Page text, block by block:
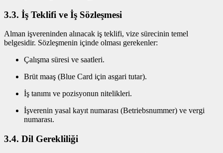
3.3. İş Teklifi ve İş Sözleşmesi
Alman işvereninden alınacak iş teklifi, vize sürecinin temel
belgesidir. Sözleşmenin içinde olması gerekenler:
Çalışma süresi ve saatleri.
Brüt maaş (Blue Card için asgari tutar).
İş tanımı ve pozisyonun nitelikleri.
İşverenin yasal kayıt numarası (Betriebsnummer) ve vergi
numarası.
3.4. Dil Gerekliliği